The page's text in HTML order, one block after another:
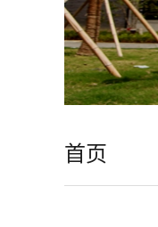
首页